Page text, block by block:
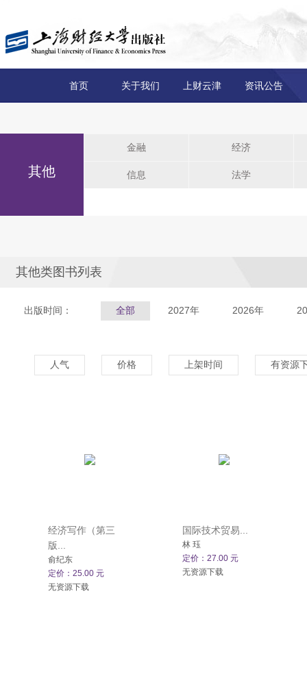
首页 关于我们 上财云津 资讯公告
其他
金融 经济
信息 法学
其他类图书列表
出版时间： 全部 2027年 2026年
人气 价格 上架时间 有资源
经济写作（第三
版...
俞纪东
定价：25.00 元
无资源下载
国际技术贸易...
林 珏
定价：27.00 元
无资源下载